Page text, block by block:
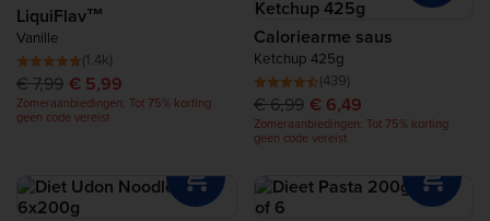
Herstelproteïne
Complete Food Shake
Proteïne Smoothie
LiquiFlav™
Vanille
(1.4k)
€ 7,99 € 5,99
Zomeraanbiedingen: Tot 75% korting
geen code vereist
Caloriearme saus
Ketchup 425g
(439)
€ 6,99 € 6,49
Zomeraanbiedingen: Tot 75% korting
geen code vereist